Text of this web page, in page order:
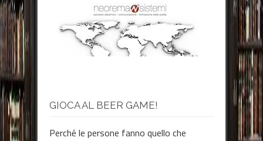
GIOCA AL BEER GAME!
Perché le persone fanno quello che